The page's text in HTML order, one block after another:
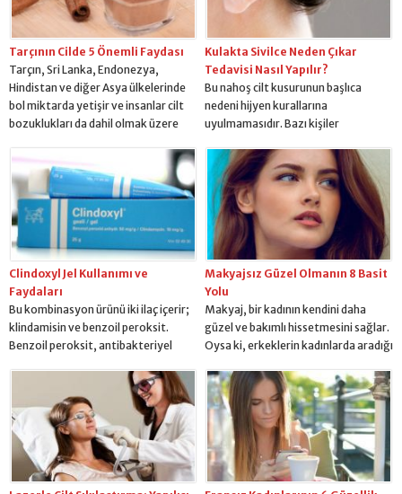
uygulamalarından biridir. Bu yazıda
kuru fırçalama nasıl uygulanır ve ne
gibi yararları vardır konularına
değineceğiz. Kuru...
büyük etkenlerden biri ise, beslenme
alışkanlıklarındaki yanlışlardır.
Sağlıksız ve düzensiz...
Tarçının Cilde 5 Önemli Faydası
Tarçın, Sri Lanka, Endonezya,
Hindistan ve diğer Asya ülkelerinde
bol miktarda yetişir ve insanlar cilt
bozuklukları da dahil olmak üzere
kullanmaktadır. Tarçınla ilgili harika
bir şey, tarçın yağı, toz, maske vs.
gibi pek çok formda bulunup
tüketilebilmesidir. Tarçın, sadece
soframıza lezzet katmakla kalmayıp
aynı zamanda birçok enfeksiyonu
ve...
Kulakta Sivilce Neden Çıkar
Tedavisi Nasıl Yapılır?
Bu nahoş cilt kusurunun başlıca
nedeni hijyen kurallarına
uyulmamasıdır. Bazı kişiler
tükenmez kalem veya kurşun
kalemle kaşıyabilirler... Bu, kulak
kanalında sivilcelerin oluşmasına
neden olur. Kulak sivilceleri,
yıkanmamış saçlar, plaj kumları,
düşük kalitede kozmetik ürünler ve
kürk veya yün şapkalardan da
kaynaklanabilir. Kulakların
temizlenmesi de dikkatle
yapılmalıdır. Dikkatli...
Clindoxyl Jel Kullanımı ve
Faydaları
Bu kombinasyon ürünü iki ilaç içerir;
klindamisin ve benzoil peroksit.
Benzoil peroksit, antibakteriyel
ajanıdır. İlaç belirli sivilce tiplerini
tedavi etmek için kullanılır. Sivilceye
neden olan bakterileri öldürür ve cilt
hücrelerini soyar. Tedavi birkaç
hafta-ay arasında sürebilir. Bu ilaç
birden fazla marka adı altında ve...
Makyajsız Güzel Olmanın 8 Basit
Yolu
Makyaj, bir kadının kendini daha
güzel ve bakımlı hissetmesini sağlar.
Oysa ki, erkeklerin kadınlarda aradığı
modasında da doğallık ön plana
çıkmaya başladı. Makyaj yapmadan
da kendinizi ayna karşısında güzel
hissetmek istiyorsanız, öncelikle cilt
kusurlarınızı iyileştirme yoluna
gitmelisiniz ve cildinize sağlığını geri
kazandırmalısınız. Makyajsız da